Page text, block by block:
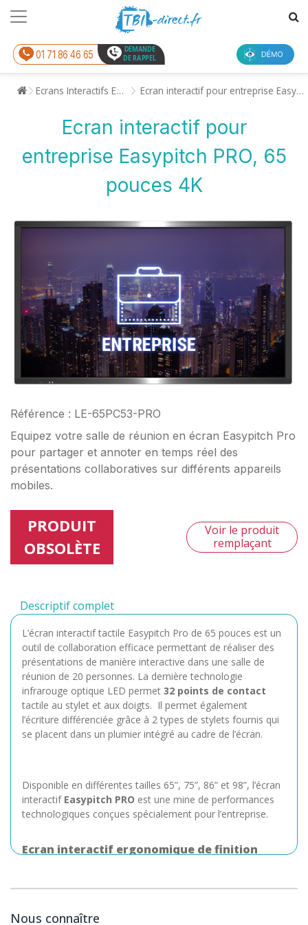
01 71 86 46 65
DEMANDE
DE RAPPEL
Ecrans Interactifs Enseignement Ecran interactif pour entreprise Easypitch PRO, 65 pouces 4K
Ecran interactif pour
entreprise Easypitch PRO, 65
pouces 4K
Référence : LE-65PC53-PRO
Equipez votre salle de réunion en écran Easypitch Pro
pour partager et annoter en temps réel des
présentations collaboratives sur différents appareils
mobiles.
PRODUIT
OBSOLÈTE
Voir le produit
remplaçant
Descriptif complet
L’écran interactif tactile Easypitch Pro de 65 pouces est un
outil de collaboration efficace permettant de réaliser des
présentations de manière interactive dans une salle de
réunion de 20 personnes. La dernière technologie
infrarouge optique LED permet 32 points de contact
tactile au stylet et aux doigts. Il permet également
l’écriture différenciée grâce à 2 types de stylets fournis qui
se placent dans un plumier intégré au cadre de l’écran.
Disponible en différentes tailles 65”, 75”, 86” et 98”, l’écran
interactif Easypitch PRO est une mine de performances
technologiques conçues spécialement pour l’entreprise.
Ecran interactif ergonomique de finition
dans le temps. Son cadre est en métal brossé noir bien
Nous connaître